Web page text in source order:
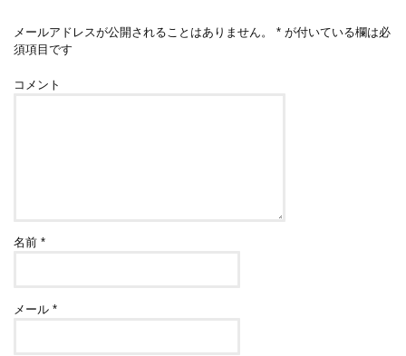
メールアドレスが公開されることはありません。 * が付いている欄は必
須項目です
コメント
名前*
メール*